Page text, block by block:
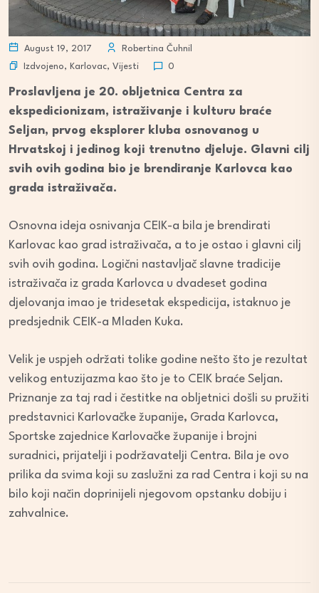
August 19, 2017
Robertina Čuhnil
Izdvojeno, Karlovac, Vijesti 0
Proslavljena je 20. obljetnica Centra za
ekspedicionizam, istraživanje i kulturu braće
Seljan, prvog eksplorer kluba osnovanog u
Hrvatskoj i jedinog koji trenutno djeluje. Glavni cilj
svih ovih godina bio je brendiranje Karlovca kao
grada istraživača.
Osnovna ideja osnivanja CEIK-a bila je brendirati
Karlovac kao grad istraživača, a to je ostao i glavni cilj
svih ovih godina. Logični nastavljač slavne tradicije
istraživača iz grada Karlovca u dvadeset godina
djelovanja imao je tridesetak ekspedicija, istaknuo je
predsjednik CEIK-a Mladen Kuka.
Velik je uspjeh održati tolike godine nešto što je rezultat
velikog entuzijazma kao što je to CEIK braće Seljan.
Priznanje za taj rad i čestitke na obljetnici došli su pružiti
predstavnici Karlovačke županije, Grada Karlovca,
Sportske zajednice Karlovačke županije i brojni
suradnici, prijatelji i podržavatelji Centra. Bila je ovo
prilika da svima koji su zaslužni za rad Centra i koji su na
bilo koji način doprinijeli njegovom opstanku dobiju i
zahvalnice.